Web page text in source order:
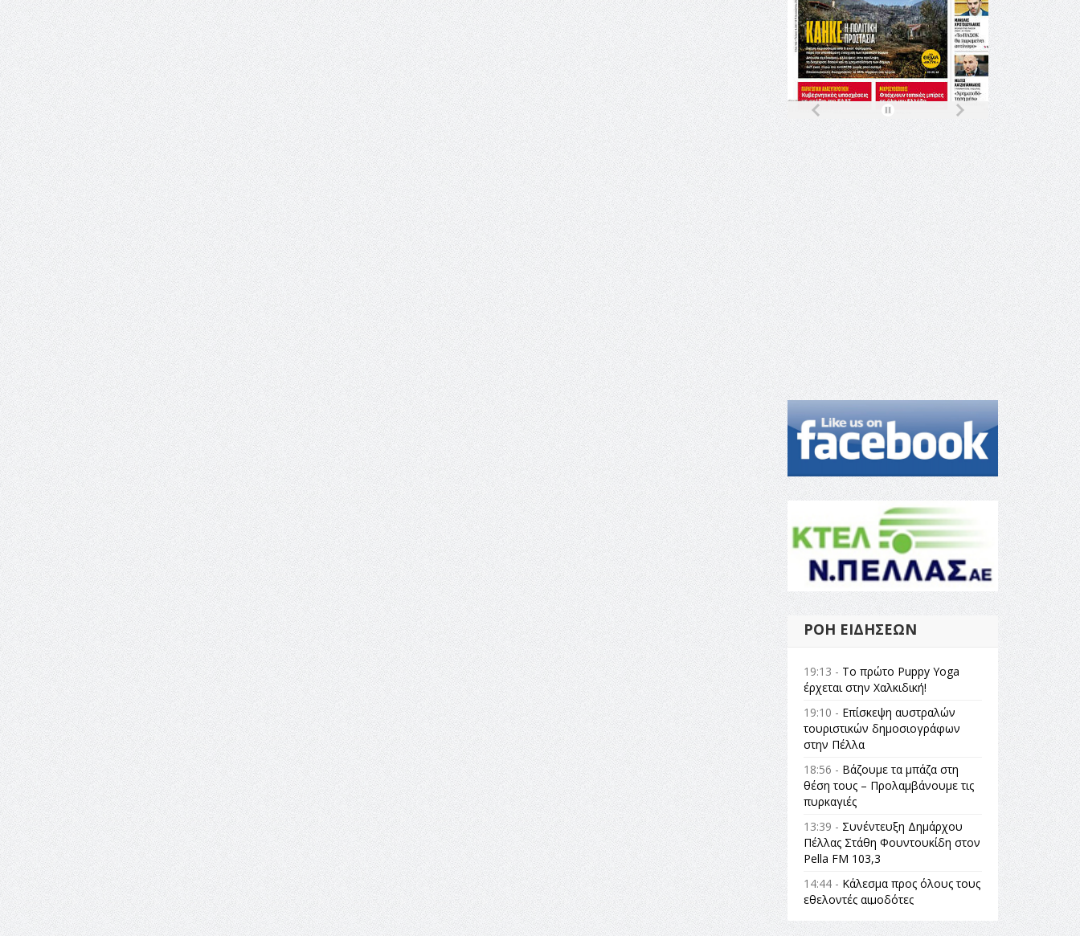
ΡΟΉ ΕΙΔΉΣΕΩΝ
19:13 - Το πρώτο Puppy Yoga
έρχεται στην Χαλκιδική!
19:10 - Επίσκεψη αυστραλών
τουριστικών δημοσιογράφων
στην Πέλλα
18:56 - Βάζουμε τα μπάζα στη
θέση τους – Προλαμβάνουμε τις
πυρκαγιές
13:39 - Συνέντευξη Δημάρχου
Πέλλας Στάθη Φουντουκίδη στον
Pella FM 103,3
14:44 - Κάλεσμα προς όλους τους
εθελοντές αιμοδότες
14:23 -Όλη η Ελλάδα ένας